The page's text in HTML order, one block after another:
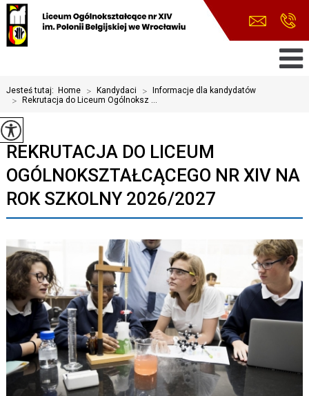
Jesteś tutaj: Home > Kandydaci > Informacje dla kandydatów
> Rekrutacja do Liceum Ogólnoksz ...
REKRUTACJA DO LICEUM
OGÓLNOKSZTAŁCĄCEGO NR XIV NA
ROK SZKOLNY 2026/2027